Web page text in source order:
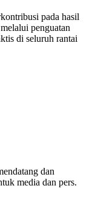
pada hasil
penguatan
di seluruh rantai
dan
media dan pers.